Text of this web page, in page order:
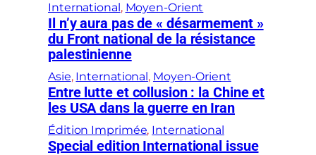
International, Moyen-Orient
Il n’y aura pas de « désarmement »
du Front national de la résistance
palestinienne
Asie, International, Moyen-Orient
Entre lutte et collusion : la Chine et
les USA dans la guerre en Iran
Édition Imprimée, International
Special edition International issue